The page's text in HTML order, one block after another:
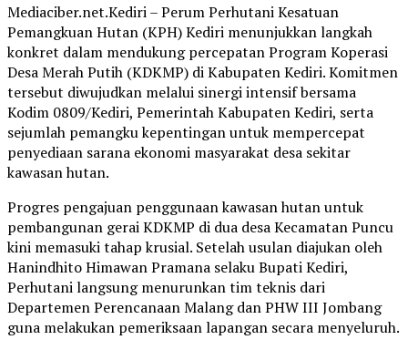
Mediaciber.net.Kediri – Perum Perhutani Kesatuan
Pemangkuan Hutan (KPH) Kediri menunjukkan langkah
konkret dalam mendukung percepatan Program Koperasi
Desa Merah Putih (KDKMP) di Kabupaten Kediri. Komitmen
tersebut diwujudkan melalui sinergi intensif bersama
Kodim 0809/Kediri, Pemerintah Kabupaten Kediri, serta
sejumlah pemangku kepentingan untuk mempercepat
penyediaan sarana ekonomi masyarakat desa sekitar
kawasan hutan.
Progres pengajuan penggunaan kawasan hutan untuk
pembangunan gerai KDKMP di dua desa Kecamatan Puncu
kini memasuki tahap krusial. Setelah usulan diajukan oleh
Hanindhito Himawan Pramana selaku Bupati Kediri,
Perhutani langsung menurunkan tim teknis dari
Departemen Perencanaan Malang dan PHW III Jombang
guna melakukan pemeriksaan lapangan secara menyeluruh.